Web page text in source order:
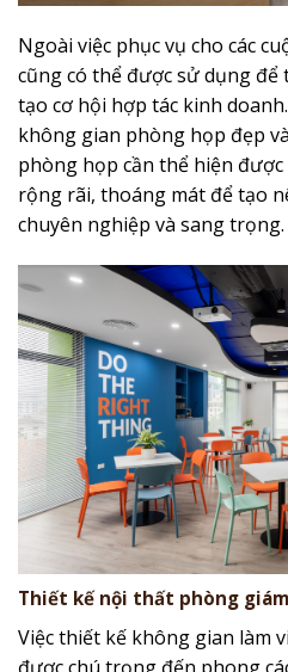
Ngoài việc phục vụ cho các
cũng có thể được sử dụng để
tạo cơ hội hợp tác kinh
không gian phòng họp đẹp
phòng họp cần thể hiện
rộng rãi, thoáng mát để tạo
chuyên nghiệp và sang trọng.
Thiết kế nội thất phòng
Việc thiết kế không gian làm
được chú trọng đến phong